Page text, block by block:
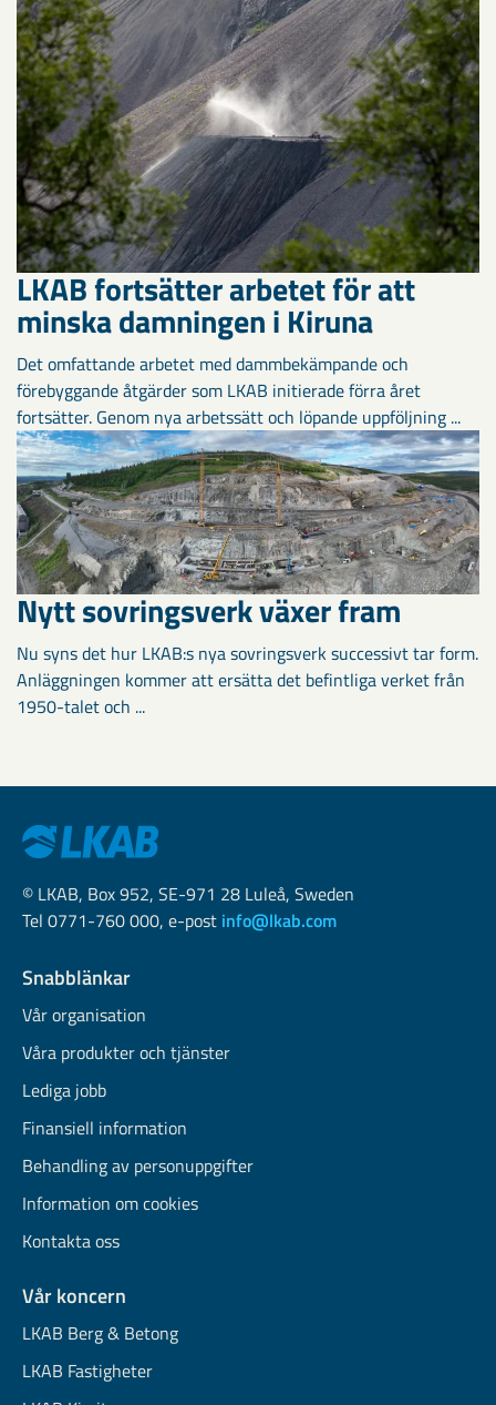
LKAB fortsätter arbetet för att
minska damningen i Kiruna
Det omfattande arbetet med dammbekämpande och
förebyggande åtgärder som LKAB initierade förra året
fortsätter. Genom nya arbetssätt och löpande uppföljning ...
Nytt sovringsverk växer fram
Nu syns det hur LKAB:s nya sovringsverk successivt tar form.
Anläggningen kommer att ersätta det befintliga verket från
1950-talet och ...
© LKAB, Box 952, SE-971 28 Luleå, Sweden
Tel 0771-760 000, e-post info@lkab.com
Snabblänkar
Vår organisation
Våra produkter och tjänster
Lediga jobb
Finansiell information
Behandling av personuppgifter
Information om cookies
Kontakta oss
Vår koncern
LKAB Berg & Betong
LKAB Fastigheter